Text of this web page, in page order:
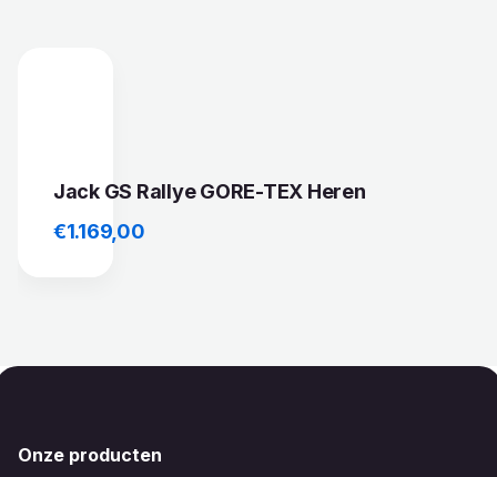
Jack GS Rallye GORE-TEX Heren
€1.169,00
Onze producten